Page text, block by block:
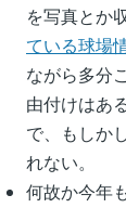
を写真とか
ている球場
ながら多分
由付けはあ
で、もしか
れない。
何故か今年